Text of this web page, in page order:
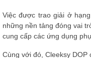
Việc được trao giải ở
những nền tảng đóng vai
cung cấp các ứng dụng
Cùng với đó, Cleeksy